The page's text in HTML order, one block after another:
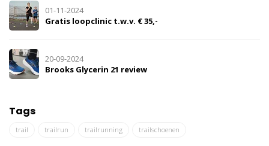
01-11-2024
Gratis loopclinic t.w.v. € 35,-
20-09-2024
Brooks Glycerin 21 review
Tags
trail trailrun trailrunning trailschoenen